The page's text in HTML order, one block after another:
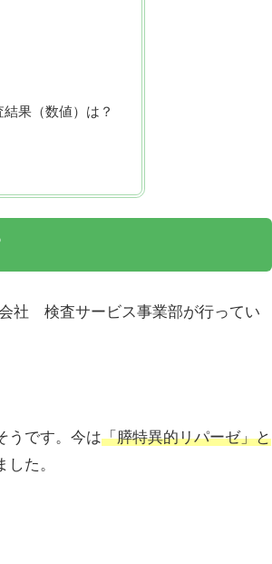
果（数値）は？
社 検査サービス事業部が行ってい
うです。今は「膵特異的リパーゼ」と
た。